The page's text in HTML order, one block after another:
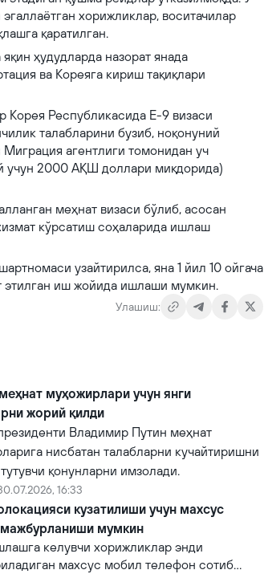
хорижликлар, воситачилар
қаратилган.
ҳудудларда назорат янада
ва Кореяга кириш тақиқлари
Корея Республикасида Е-9 визаси
талабларини бузиб, ноқонуний
агентлиги томонидан уч
учун 2000 АҚШ доллари миқдорида)
меҳнат визаси бўлиб, асосан
кўрсатиш соҳаларида ишлаш
узайтирилса, яна 1 йил 10 ойгача
этилган иш жойида ишлаши мумкин.
Улашиш:
муҳожирлари учун янги
жорий қилди
Владимир Путин меҳнат
нисбатан талабларни кучайтиришни
қонунларни имзолади.
16:33
кузатилиши учун махсус
мумкин
келувчи хорижликлар энди
махсус мобил телефон сотиб